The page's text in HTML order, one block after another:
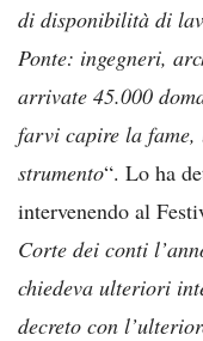
di disponibilità di
Ponte: ingegneri,
arrivate 45.000
farvi capire la
strumento“. Lo ha
intervenendo al
Corte dei conti
chiedeva ulteriori
decreto con